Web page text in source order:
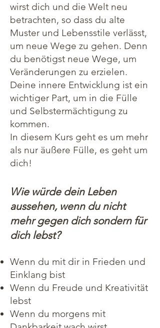
wirst dich und die Welt neu
betrachten, so dass du alte
Muster und Lebensstile verlässt,
um neue Wege zu gehen. Denn
du benötigst neue Wege, um
Veränderungen zu erzielen.
Deine innere Entwicklung ist ein
wichtiger Part, um in die Fülle
und Selbstermächtigung zu
kommen.
In diesem Kurs geht es um mehr
als nur äußere Fülle, es geht um
dich!
Wie würde dein Leben
aussehen, wenn du nicht
mehr gegen dich sondern für
dich lebst?
Wenn du mit dir in Frieden und
Einklang bist
Wenn du Freude und Kreativität
lebst
Wenn du morgens mit